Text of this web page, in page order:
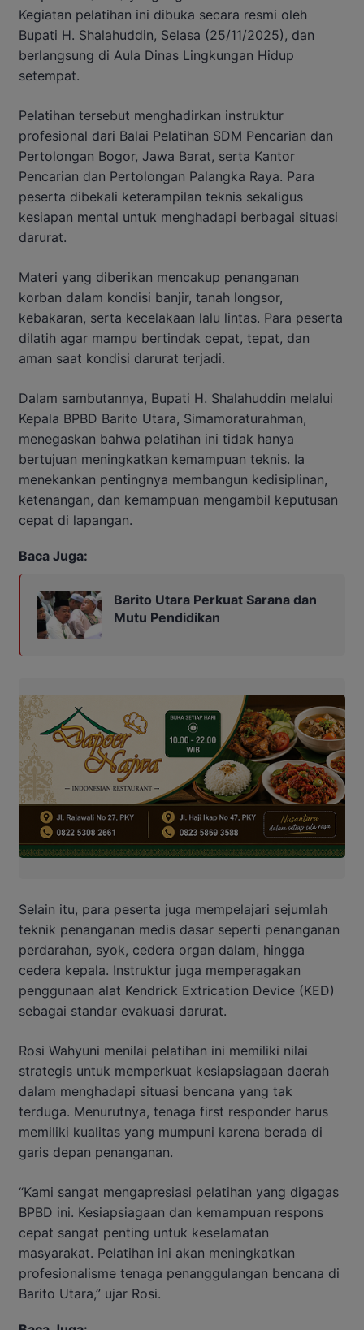
Kegiatan pelatihan ini dibuka secara resmi oleh
Bupati H. Shalahuddin, Selasa (25/11/2025), dan
berlangsung di Aula Dinas Lingkungan Hidup
setempat.
Pelatihan tersebut menghadirkan instruktur
profesional dari Balai Pelatihan SDM Pencarian dan
Pertolongan Bogor, Jawa Barat, serta Kantor
Pencarian dan Pertolongan Palangka Raya. Para
peserta dibekali keterampilan teknis sekaligus
kesiapan mental untuk menghadapi berbagai situasi
darurat.
Materi yang diberikan mencakup penanganan
korban dalam kondisi banjir, tanah longsor,
kebakaran, serta kecelakaan lalu lintas. Para peserta
dilatih agar mampu bertindak cepat, tepat, dan
aman saat kondisi darurat terjadi.
Dalam sambutannya, Bupati H. Shalahuddin melalui
Kepala BPBD Barito Utara, Simamoraturahman,
menegaskan bahwa pelatihan ini tidak hanya
bertujuan meningkatkan kemampuan teknis. Ia
menekankan pentingnya membangun kedisiplinan,
ketenangan, dan kemampuan mengambil keputusan
cepat di lapangan.
Baca Juga:
Barito Utara Perkuat Sarana dan
Mutu Pendidikan
Selain itu, para peserta juga mempelajari sejumlah
teknik penanganan medis dasar seperti penanganan
perdarahan, syok, cedera organ dalam, hingga
cedera kepala. Instruktur juga memperagakan
penggunaan alat Kendrick Extrication Device (KED)
sebagai standar evakuasi darurat.
Rosi Wahyuni menilai pelatihan ini memiliki nilai
strategis untuk memperkuat kesiapsiagaan daerah
dalam menghadapi situasi bencana yang tak
terduga. Menurutnya, tenaga first responder harus
memiliki kualitas yang mumpuni karena berada di
garis depan penanganan.
“Kami sangat mengapresiasi pelatihan yang digagas
BPBD ini. Kesiapsiagaan dan kemampuan respons
cepat sangat penting untuk keselamatan
masyarakat. Pelatihan ini akan meningkatkan
profesionalisme tenaga penanggulangan bencana di
Barito Utara,” ujar Rosi.